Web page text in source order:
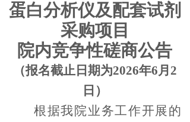
蛋白分析仪及配套试剂
采购项目
院内竞争性磋商公告
（报名截止日 期为2026年6月 2
日）
根据我院业务工作开展的